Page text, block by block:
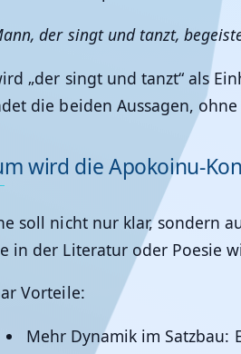
der singt und tanzt,
„der singt und tanzt“ als
die beiden Aussagen,
wird die Apokoinu-
soll nicht nur klar, sondern
in der Literatur oder Poesie
Vorteile:
Mehr Dynamik im Satzbau: